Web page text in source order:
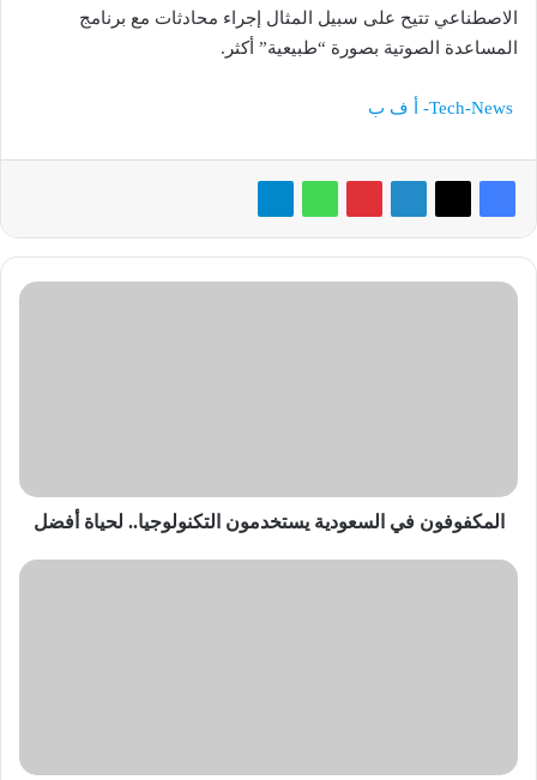
الاصطناعي تتيح على سبيل المثال إجراء محادثات مع برنامج
المساعدة الصوتية بصورة “طبيعية” أكثر.
Tech-News- أ ف ب
المكفوفون
المكفوفون في السعودية يستخدمون التكنولوجيا.. لحياة أفضل
10